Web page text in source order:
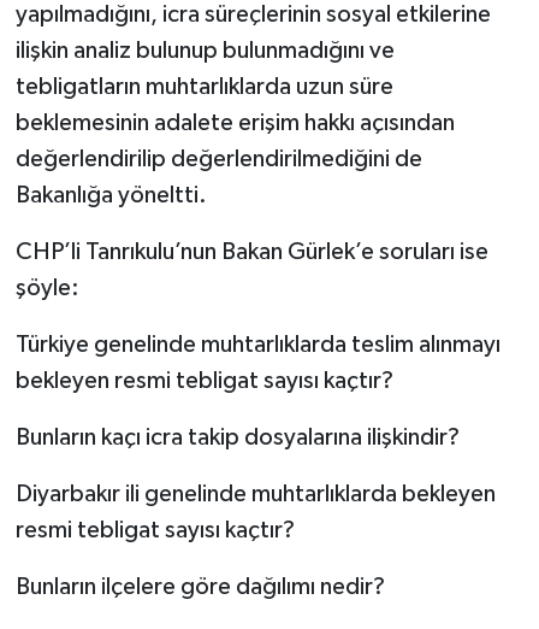
yapılmadığını, icra süreçlerinin sosyal etkilerine
ilişkin analiz bulunup bulunmadığını ve
tebligatların muhtarlıklarda uzun süre
beklemesinin adalete erişim hakkı açısından
değerlendirilip değerlendirilmediğini de
Bakanlığa yöneltti.
CHP’li Tanrıkulu’nun Bakan Gürlek’e soruları ise
şöyle:
Türkiye genelinde muhtarlıklarda teslim alınmayı
bekleyen resmi tebligat sayısı kaçtır?
Bunların kaçı icra takip dosyalarına ilişkindir?
Diyarbakır ili genelinde muhtarlıklarda bekleyen
resmi tebligat sayısı kaçtır?
Bunların ilçelere göre dağılımı nedir?